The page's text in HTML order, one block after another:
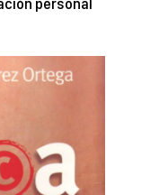
personal